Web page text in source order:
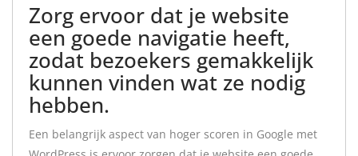
Zorg ervoor dat je website
een goede navigatie heeft,
zodat bezoekers gemakkelijk
kunnen vinden wat ze nodig
hebben.
Een belangrijk aspect van hoger scoren in Google met